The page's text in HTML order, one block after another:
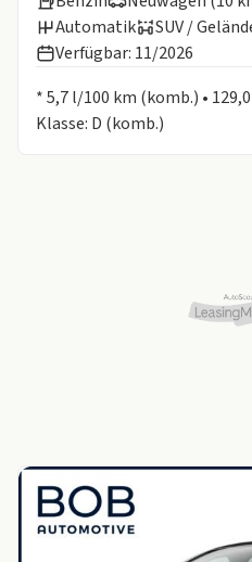
Automatik
SUV /
Verfügbar: 11/2026
* 5,7 l/100 km (komb.) •
Klasse: D (komb.)